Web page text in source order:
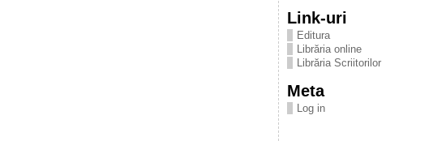
Link-uri
Editura
Librăria online
Librăria Scriitorilor
Meta
Log in